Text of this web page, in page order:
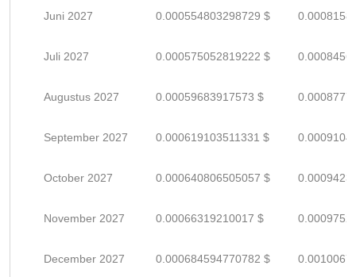
Juni 2027 0.000554803298729 $
Juli 2027 0.000575052819222 $
Augustus 2027 0.00059683917573 $
September 2027 0.000619103511331 $
October 2027 0.000640806505057 $
November 2027 0.00066319210017 $
December 2027 0.000684594770782 $